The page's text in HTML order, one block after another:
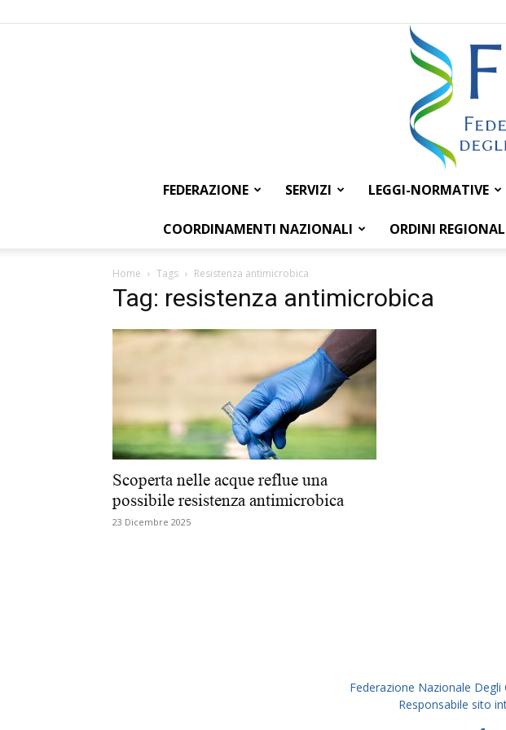
FEDERAZIONE SERVIZI LEGGI-NORMATIVE
COORDINAMENTI NAZIONALI ORDINI
Home Tags Resistenza antimicrobica
Tag: resistenza antimicrobica
Scoperta nelle acque reflue una
possibile resistenza antimicrobica
23 Dicembre 2025
Federazione Nazionale
Responsabile sito